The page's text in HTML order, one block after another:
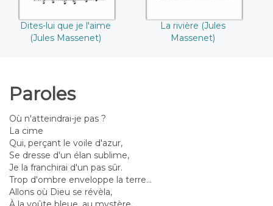
Dites-lui que je l'aime
(Jules Massenet)
La rivière (Jules
Massenet)
Paroles
Où n'atteindrai-je pas ?
La cime
Qui, perçant le voile d'azur,
Se dresse d'un élan sublime,
Je la franchirai d'un pas sûr.
Trop d'ombre enveloppe la terre...
Allons où Dieu se révèla,